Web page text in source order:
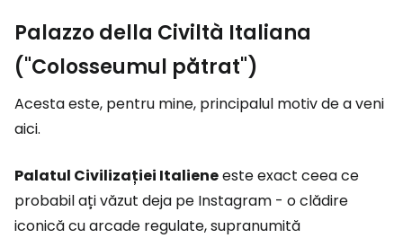
Palazzo della Civiltà Italiana
("Colosseumul pătrat")
Acesta este, pentru mine, principalul motiv de a veni
aici.
Palatul Civilizației Italieneeste exact ceea ce
probabil ați văzut deja pe Instagram - o clădire
iconică cu arcade regulate, supranumită